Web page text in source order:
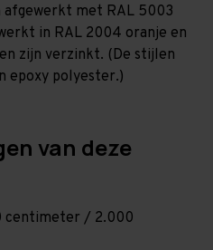
afgewerkt met RAL 5003
in RAL 2004 oranje en
zijn verzinkt. (De stijlen
epoxy polyester.)
van deze
centimeter / 2.000